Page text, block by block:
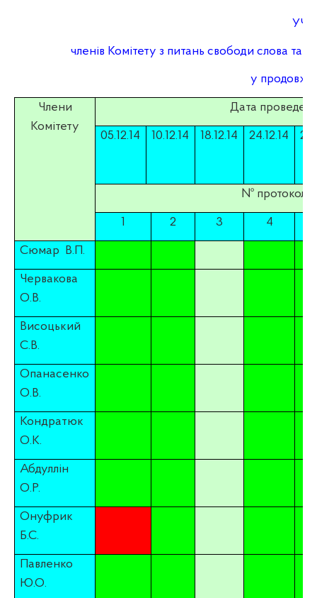
членів Комітету з питань свободи слова та
у продовж
Члени
Комітету
Дата
05.12.14 10.12.14 18.12.14 24.12.14
№ протоколу
1 2 3 4
Сюмар В.П.
Червакова
О.В.
Висоцький
С.В.
Опанасенко
О.В.
Кондратюк
О.К.
Абдуллін
О.Р.
Онуфрик
Б.С.
Павленко
Ю.О.